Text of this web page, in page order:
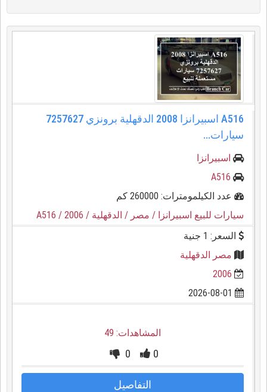
A516 اسبيرانزا 2008 الدقهلية برونزي 7257627
سيارات...
اسبيرانزا
A516
عدد الكيلمومترات: 260000 كم
سيارات للبيع اسبيرانزا / مصر / الدقهلية / 2006
/ A516
السعر: 1 جنية
مصر الدقهلية
2006
المشاهدات: 49
0
0
التفاصيل